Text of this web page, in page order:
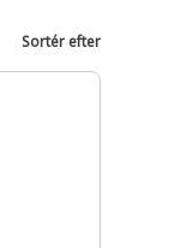
Sortér efter